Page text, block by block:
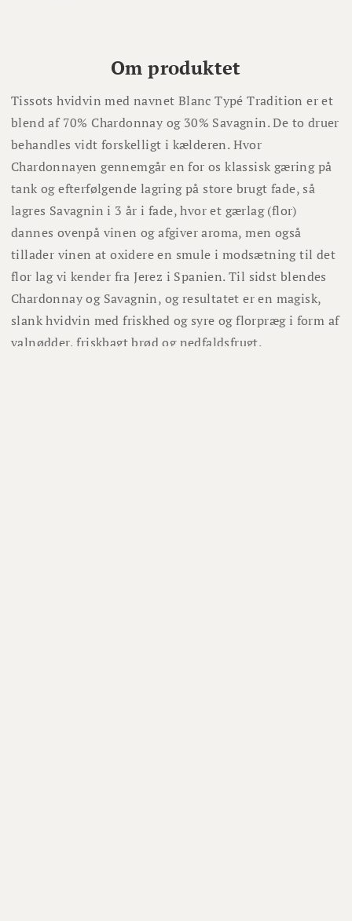
Om produktet
Tissots hvidvin med navnet Blanc Typé Tradition er et
blend af 70% Chardonnay og 30% Savagnin. De to druer
behandles vidt forskelligt i kælderen. Hvor
Chardonnayen gennemgår en for os klassisk gæring på
tank og efterfølgende lagring på store brugt fade, så
lagres Savagnin i 3 år i fade, hvor et gærlag (flor)
dannes ovenpå vinen og afgiver aroma, men også
tillader vinen at oxidere en smule i modsætning til det
flor lag vi kender fra Jerez i Spanien. Til sidst blendes
Chardonnay og Savagnin, og resultatet er en magisk,
slank hvidvin med friskhed og syre og florpræg i form af
valnødder, friskbagt brød og nedfaldsfrugt.